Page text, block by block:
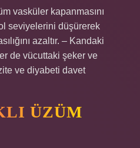
vasküler kapanmasını
seviyelerini düşürerek
azaltır. – Kandaki
de vücuttaki şeker ve
ve diyabeti davet
ÜZÜM